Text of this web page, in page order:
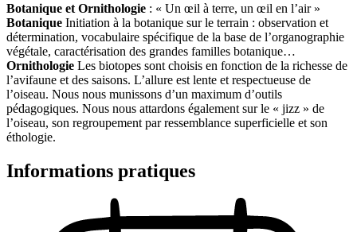
Botanique et Ornithologie : « Un œil à terre, un œil en l’air »
Botanique Initiation à la botanique sur le terrain : observation et
détermination, vocabulaire spécifique de la base de l’organographie
végétale, caractérisation des grandes familles botanique…
Ornithologie Les biotopes sont choisis en fonction de la richesse de
l’avifaune et des saisons. L’allure est lente et respectueuse de
l’oiseau. Nous nous munissons d’un maximum d’outils
pédagogiques. Nous nous attardons également sur le « jizz » de
l’oiseau, son regroupement par ressemblance superficielle et son
éthologie.
Informations pratiques